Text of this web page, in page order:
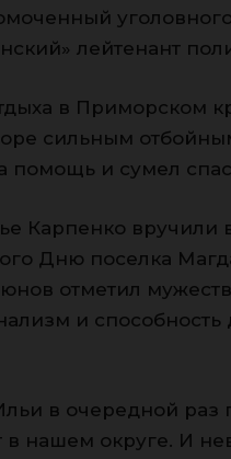
лейтенант
в Приморском
сильным
помощь и сумел
Карпенко вручили
Дню поселка
отметил
и способность
в очередной раз
нашем округе. И